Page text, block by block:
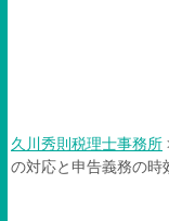
久川秀則税理士事務所
の対応と申告義務の時